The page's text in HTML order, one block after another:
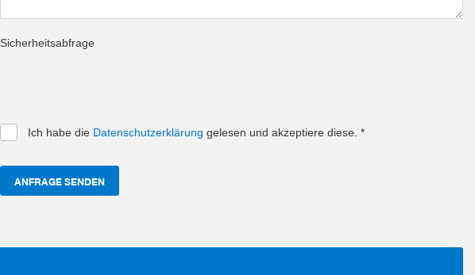
Sicherheitsabfrage
Ich habe die Datenschutzerklärung gelesen und akzeptiere diese.*
ANFRAGE SENDEN